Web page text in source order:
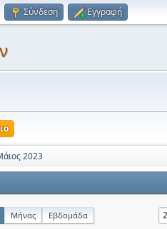
Σύνδεση Εγγραφή
2023
Μήνας Εβδομάδα